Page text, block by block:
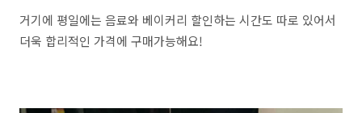
거기에 평일에는 음료와 베이커리 할인하는 시간도 따로 있어서
더욱 합리적인 가격에 구매가능해요!